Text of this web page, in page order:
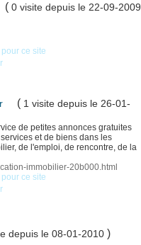
0 visite depuis le 22-09-2009
pour ce site
( 1 visite depuis le 26-01-
de petites annonces gratuites
et de biens dans les
de l'emploi, de rencontre, de la
immobilier-20b000.html
pour ce site
depuis le 08-01-2010 )